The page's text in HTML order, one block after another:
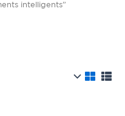
intelligents”